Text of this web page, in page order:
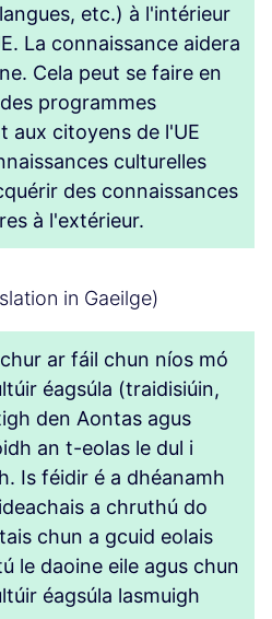
etc.) à l'intérieur
La connaissance aidera
Cela peut se faire en
programmes
aux citoyens de l'UE
culturelles
des connaissances
à l'extérieur.
in Gaeilge)
ar fáil chun níos mó
éagsúla (traidisiúin,
den Aontas agus
an t-eolas le dul i
Is féidir é a dhéanamh
a chruthú do
chun a gcuid eolais
le daoine eile agus chun
éagsúla lasmuigh